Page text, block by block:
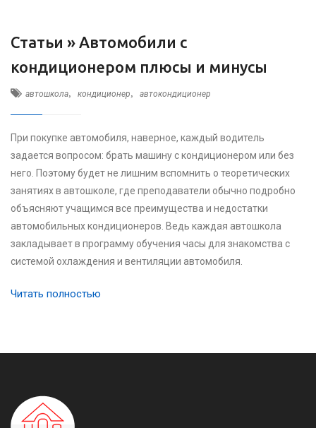
Статьи » Автомобили с
кондиционером плюсы и минусы
автошкола, кондиционер, автокондиционер
При покупке автомобиля, наверное, каждый водитель
задается вопросом: брать машину с кондиционером или без
него. Поэтому будет не лишним вспомнить о теоретических
занятиях в автошколе, где преподаватели обычно подробно
объясняют учащимся все преимущества и недостатки
автомобильных кондиционеров. Ведь каждая автошкола
закладывает в программу обучения часы для знакомства с
системой охлаждения и вентиляции автомобиля.
Читать полностью